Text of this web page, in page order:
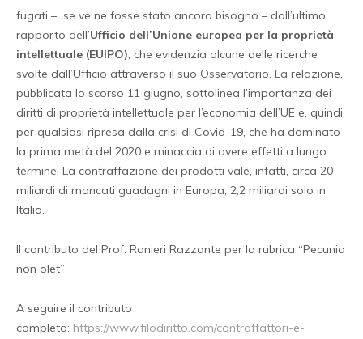
fugati – se ve ne fosse stato ancora bisogno – dall’ultimo
rapporto dell’Ufficio dell’Unione europea per la proprietà
intellettuale (EUIPO), che evidenzia alcune delle ricerche
svolte dall’Ufficio attraverso il suo Osservatorio. La relazione,
pubblicata lo scorso 11 giugno, sottolinea l’importanza dei
diritti di proprietà intellettuale per l’economia dell’UE e, quindi,
per qualsiasi ripresa dalla crisi di Covid-19, che ha dominato
la prima metà del 2020 e minaccia di avere effetti a lungo
termine. La contraffazione dei prodotti vale, infatti, circa 20
miliardi di mancati guadagni in Europa, 2,2 miliardi solo in
Italia.
Il contributo del Prof. Ranieri Razzante per la rubrica “Pecunia
non olet”
A seguire il contributo
completo: https://www.filodiritto.com/contraffattori-e-